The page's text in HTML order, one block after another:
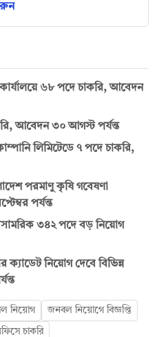
৬৮ পদে চাকরি, আবেদন
আবেদন ৩০ আগস্ট পর্যন্ত
লিমিটেডে ৭ পদে চাকরি,
পরমাণু কৃষি গবেষণা
পর্যন্ত
৩৪২ পদে বড় নিয়োগ
ক্যাডেট নিয়োগ দেবে বিভিন্ন
নিয়োগ জনবল নিয়োগে বিজ্ঞপ্তি
চাকরি